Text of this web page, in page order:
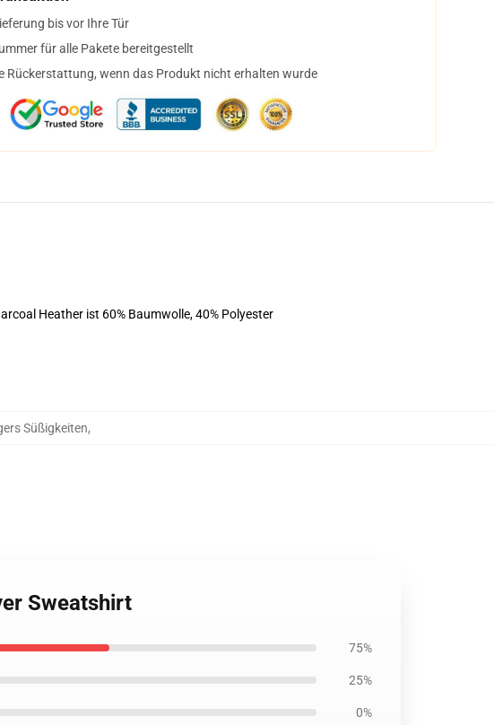
bis vor Ihre Tür
für alle Pakete bereitgestellt
Rückerstattung, wenn das Produkt nicht erhalten wurde
Heather ist 60% Baumwolle, 40% Polyester
Süßigkeiten,
Sweatshirt
75%
25%
0%